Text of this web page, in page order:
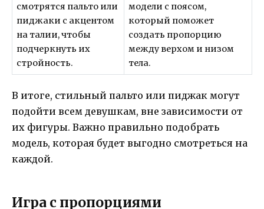
смотрятся пальто или
пиджаки с акцентом
на талии, чтобы
подчеркнуть их
стройность.
модели с поясом,
который поможет
создать пропорцию
между верхом и низом
тела.
В итоге, стильный пальто или пиджак могут
подойти всем девушкам, вне зависимости от
их фигуры. Важно правильно подобрать
модель, которая будет выгодно смотреться на
каждой.
Игра с пропорциями